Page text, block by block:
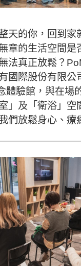
天的你，回到家
章的生活空間是
法真正放鬆？
國際股份有限公
體驗館，與在場
」及「衛浴」空
們放鬆身心、療